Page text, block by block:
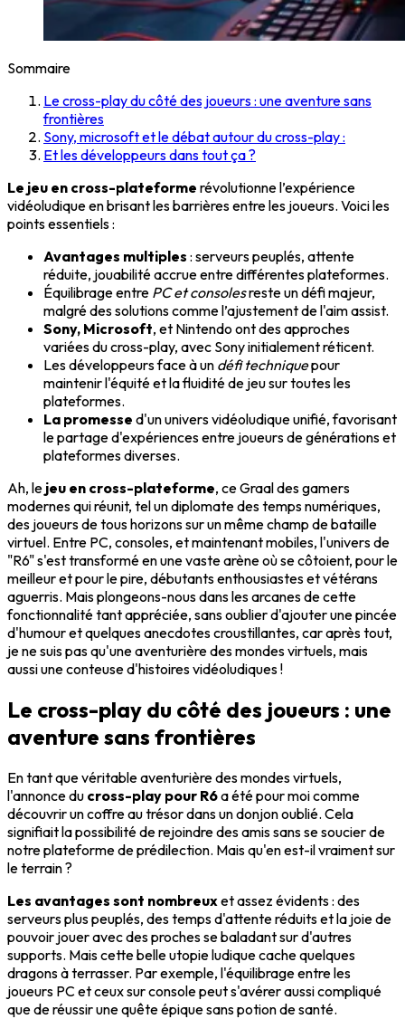
Sommaire
Le cross-play du côté des joueurs : une aventure sans
frontières
Sony, microsoft et le débat autour du cross-play :
Et les développeurs dans tout ça ?
Le jeu en cross-plateforme révolutionne l’expérience
vidéoludique en brisant les barrières entre les joueurs. Voici les
points essentiels :
Avantages multiples : serveurs peuplés, attente
réduite, jouabilité accrue entre différentes plateformes.
Équilibrage entre PC et consolesreste un défi majeur,
malgré des solutions comme l’ajustement de l'aim assist.
Sony, Microsoft, et Nintendo ont des approches
variées du cross-play, avec Sony initialement réticent.
Les développeurs face à un défi techniquepour
maintenir l'équité et la fluidité de jeu sur toutes les
plateformes.
La promesse d'un univers vidéoludique unifié, favorisant
le partage d'expériences entre joueurs de générations et
plateformes diverses.
Ah, le jeu en cross-plateforme, ce Graal des gamers
modernes qui réunit, tel un diplomate des temps numériques,
des joueurs de tous horizons sur un même champ de bataille
virtuel. Entre PC, consoles, et maintenant mobiles, l'univers de
"R6" s'est transformé en une vaste arène où se côtoient, pour le
meilleur et pour le pire, débutants enthousiastes et vétérans
aguerris. Mais plongeons-nous dans les arcanes de cette
fonctionnalité tant appréciée, sans oublier d'ajouter une pincée
d'humour et quelques anecdotes croustillantes, car après tout,
je ne suis pas qu'une aventurière des mondes virtuels, mais
aussi une conteuse d'histoires vidéoludiques !
Le cross-play du côté des joueurs : une
aventure sans frontières
En tant que véritable aventurière des mondes virtuels,
l'annonce du cross-play pour R6a été pour moi comme
découvrir un coffre au trésor dans un donjon oublié. Cela
signifiait la possibilité de rejoindre des amis sans se soucier de
notre plateforme de prédilection. Mais qu'en est-il vraiment sur
le terrain ?
Les avantages sont nombreuxet assez évidents : des
serveurs plus peuplés, des temps d'attente réduits et la joie de
pouvoir jouer avec des proches se baladant sur d'autres
supports. Mais cette belle utopie ludique cache quelques
dragons à terrasser. Par exemple, l'équilibrage entre les
joueurs PC et ceux sur console peut s'avérer aussi compliqué
que de réussir une quête épique sans potion de santé.